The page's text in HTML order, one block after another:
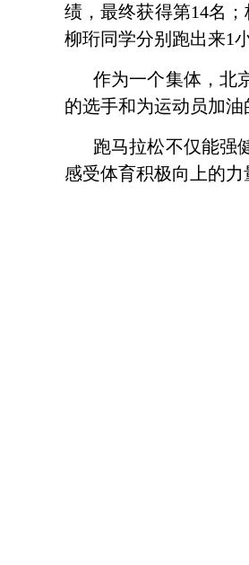
绩，最终获得第14名；
柳珩同学分别跑出来1
作为一个集体，北
的选手和为运动员加油
跑马拉松不仅能强
感受体育积极向上的